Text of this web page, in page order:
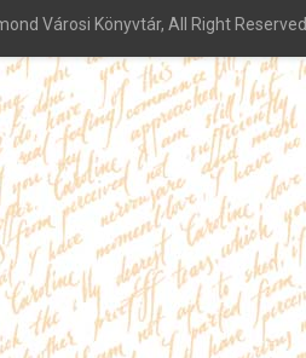
Városi Könyvtár, All Right Reserved